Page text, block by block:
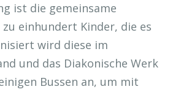
ist die gemeinsame
einhundert Kinder, die es
wird diese im
und das Diakonische Werk
Bussen an, um mit